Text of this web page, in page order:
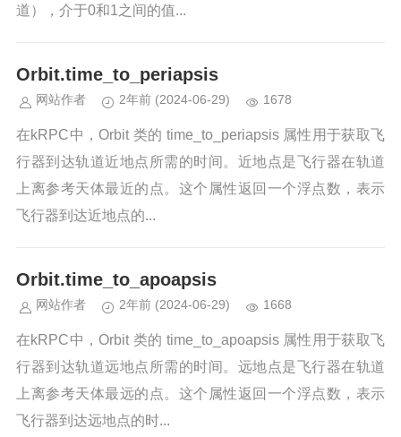
道），介于0和1之间的值...
Orbit.time_to_periapsis
网站作者 2年前 (2024-06-29) 1678
在kRPC中，Orbit 类的 time_to_periapsis 属性用于获取飞
行器到达轨道近地点所需的时间。近地点是飞行器在轨道
上离参考天体最近的点。这个属性返回一个浮点数，表示
飞行器到达近地点的...
Orbit.time_to_apoapsis
网站作者 2年前 (2024-06-29) 1668
在kRPC中，Orbit 类的 time_to_apoapsis 属性用于获取飞
行器到达轨道远地点所需的时间。远地点是飞行器在轨道
上离参考天体最远的点。这个属性返回一个浮点数，表示
飞行器到达远地点的时...